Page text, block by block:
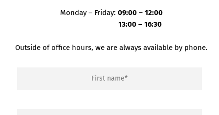
Monday – Friday: 09:00 – 12:00
13:00 – 16:30
Outside of office hours, we are always available by phone.